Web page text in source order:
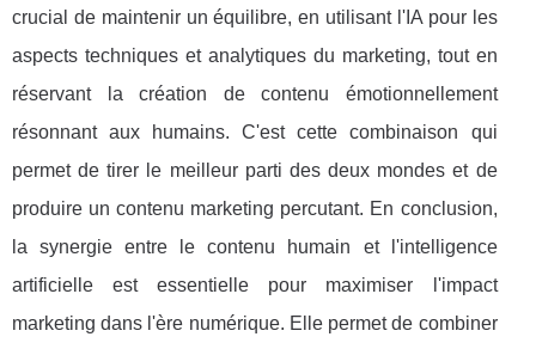
crucial de maintenir un équilibre, en utilisant l'IA pour les
aspects techniques et analytiques du marketing, tout en
réservant la création de contenu émotionnellement
résonnant aux humains. C'est cette combinaison qui
permet de tirer le meilleur parti des deux mondes et de
produire un contenu marketing percutant. En conclusion,
la synergie entre le contenu humain et l'intelligence
artificielle est essentielle pour maximiser l'impact
marketing dans l'ère numérique. Elle permet de combiner